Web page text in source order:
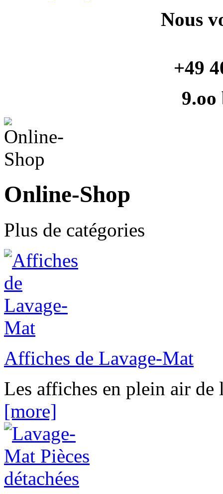
Nous
+49
9.oo
Online-Shop
Plus de catégories
Affiches de Lavage-Mat
Les affiches en plein air de
[more]